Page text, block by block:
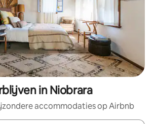
in Niobrara
accommodaties op Airbnb